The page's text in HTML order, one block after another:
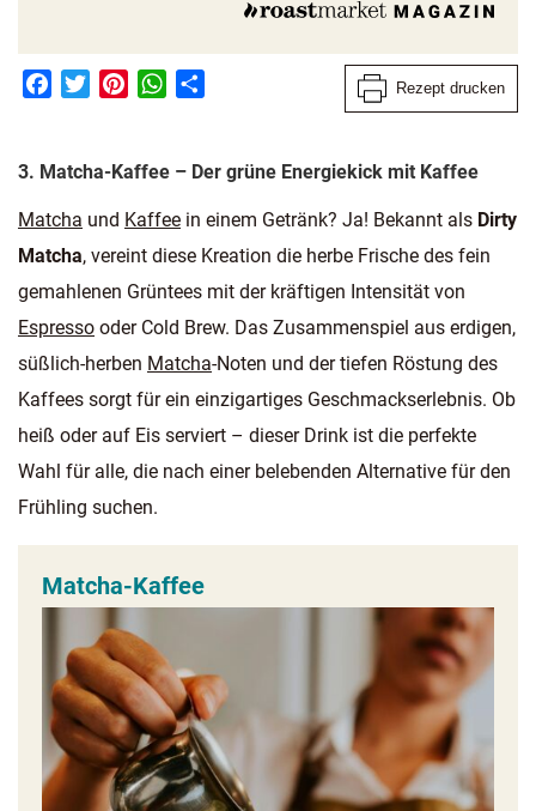
FacebookTwitterPinterestWhatsApp Rezept drucken
3. Matcha-Kaffee – Der grüne Energiekick mit Kaffee
Matcha und Kaffee in einem Getränk? Ja! Bekannt als Dirty
Matcha, vereint diese Kreation die herbe Frische des fein
gemahlenen Grüntees mit der kräftigen Intensität von
Espresso oder Cold Brew. Das Zusammenspiel aus erdigen,
süßlich-herben Matcha-Noten und der tiefen Röstung des
Kaffees sorgt für ein einzigartiges Geschmackserlebnis. Ob
heiß oder auf Eis serviert – dieser Drink ist die perfekte
Wahl für alle, die nach einer belebenden Alternative für den
Frühling suchen.
Matcha-Kaffee